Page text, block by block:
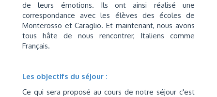
de leurs émotions. Ils ont ainsi réalisé une
correspondance avec les élèves des écoles de
Monterosso et Caraglio. Et maintenant, nous avons
tous hâte de nous rencontrer, Italiens comme
Français.
Les objectifs du séjour :
Ce qui sera proposé au cours de notre séjour c'est